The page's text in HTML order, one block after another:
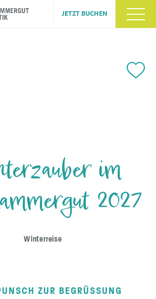
JETZT BUCHEN
im
2027
Winterreise
ZUR BEGRÜSSUNG